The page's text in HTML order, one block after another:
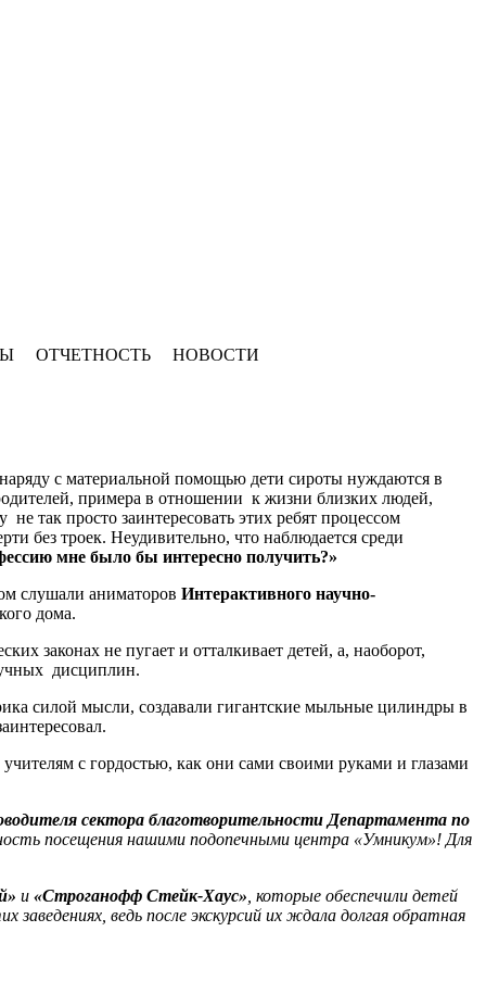
ОТЧЕТНОСТЬ НОВОСТИ
с материальной помощью дети сироты нуждаются в
примера в отношении к жизни близких людей,
так просто заинтересовать этих ребят процессом
без троек. Неудивительно, что наблюдается среди
мне было бы интересно получить?»
слушали аниматоров Интерактивного научно-
дома.
законах не пугает и отталкивает детей, а, наоборот,
дисциплин.
силой мысли, создавали гигантские мыльные цилиндры в
с гордостью, как они сами своими руками и глазами
сектора благотворительности Департамента по
посещения нашими подопечными центра «Умникум»! Для
и «Строганофф Стейк-Хаус» , которые обеспечили детей
ведь после экскурсий их ждала долгая обратная